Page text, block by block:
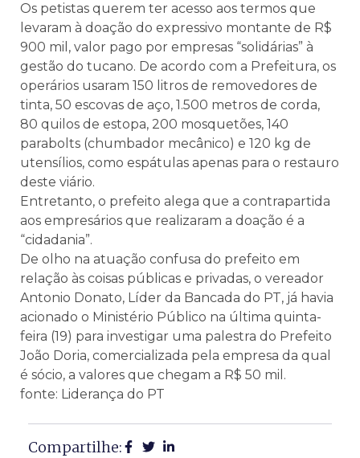
Os petistas querem ter acesso aos termos que
levaram à doação do expressivo montante de R$
900 mil, valor pago por empresas “solidárias” à
gestão do tucano. De acordo com a Prefeitura, os
operários usaram 150 litros de removedores de
tinta, 50 escovas de aço, 1.500 metros de corda,
80 quilos de estopa, 200 mosquetões, 140
parabolts (chumbador mecânico) e 120 kg de
utensílios, como espátulas apenas para o restauro
deste viário.
Entretanto, o prefeito alega que a contrapartida
aos empresários que realizaram a doação é a
“cidadania”.
De olho na atuação confusa do prefeito em
relação às coisas públicas e privadas, o vereador
Antonio Donato, Líder da Bancada do PT, já havia
acionado o Ministério Público na última quinta-
feira (19) para investigar uma palestra do Prefeito
João Doria, comercializada pela empresa da qual
é sócio, a valores que chegam a R$ 50 mil.
fonte: Liderança do PT
Compartilhe: